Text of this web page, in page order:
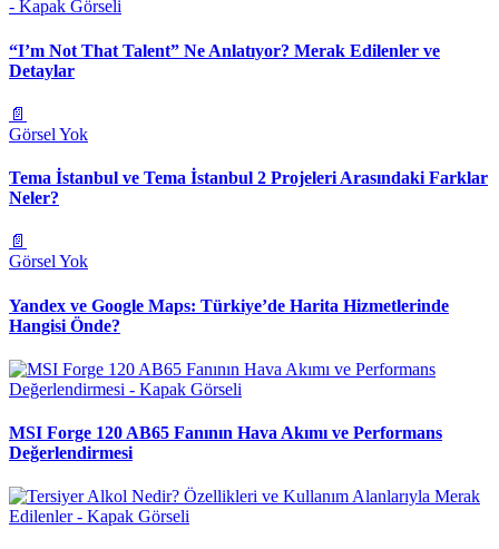
“I’m Not That Talent” Ne Anlatıyor? Merak Edilenler ve
Detaylar
📄
Görsel Yok
Tema İstanbul ve Tema İstanbul 2 Projeleri Arasındaki Farklar
Neler?
📄
Görsel Yok
Yandex ve Google Maps: Türkiye’de Harita Hizmetlerinde
Hangisi Önde?
MSI Forge 120 AB65 Fanının Hava Akımı ve Performans
Değerlendirmesi